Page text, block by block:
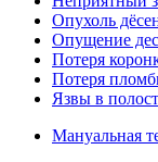
Опухоль
Опущение
Потеря
Потеря
Язвы в
Мануальная